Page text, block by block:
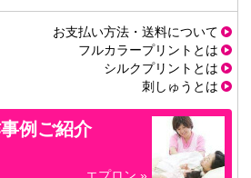
お支払い方法・送料について
フルカラープリントとは
シルクプリントとは
刺しゅうとは
例ご紹介